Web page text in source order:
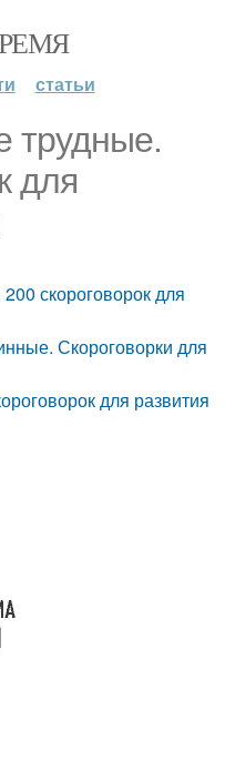
статьи
трудные.
для
скороговорок для
Скороговорки для
для развития